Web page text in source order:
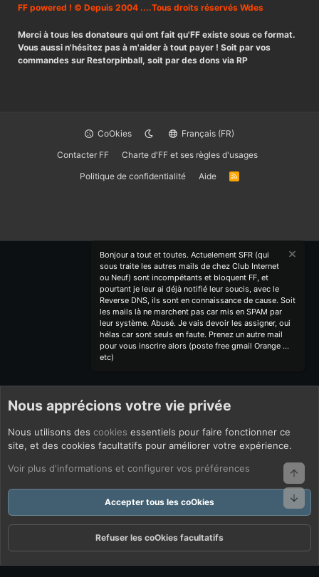
FF powered ! © Depuis 2004 ....Tous droits réservés Wdes
Merci à tous les donateurs qui ont fait qu'FF existe sous ce format.
Vous aussi n'hésitez pas à m'aider à tout payer ! Soit par vos
commandes sur Restorpinball, soit par des dons via RP
CoOkies
Français (FR)
Contacter FF
Charte d'FF et ses règles d'usages
Politique de confidentialité
Aide
R
Bonjour a tout et toutes. Actuelement SFR (qui
sous traite les autres mails de chez Club Internet
ou Neuf) sont incompétants et bloquent FF, et
pourtant je leur ai déjà notifié leur soucis, avec le
Reverse DNS, ils sont en connaissance de cause. Soit
les mails là ne marchent pas car mis en SPAM par
leur système. Abusé. Je vais devoir les assigner, oui
hélas car sont seuls en faute. Prenez un autre mail
pour vous inscrire alors (poste free gmail Orange ...
etc)
Nous apprécions votre vie privée
Nous utilisons des cookies essentiels pour faire fonctionner ce
site, et des cookies facultatifs pour améliorer votre expérience.
Voir plus d'informations et configurer vos préférences
Accepter tous les coOkies
Refuser les coOkies facultatifs